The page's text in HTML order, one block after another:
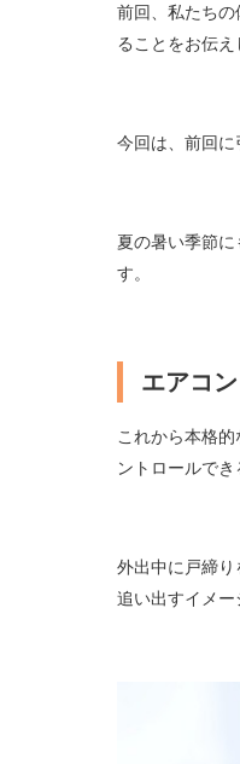
前回、私たち
ることをお伝え
今回は、前回に
夏の暑い季節
す。
エアコ
これから本格
ントロールでき
外出中に戸締
追い出すイメー